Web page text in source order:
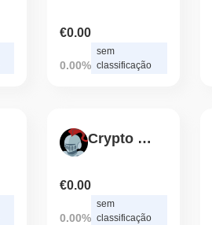
€0.00
0.00%
sem
classificação
Crypto Gladiator League
€0.00
0.00%
sem
classificação